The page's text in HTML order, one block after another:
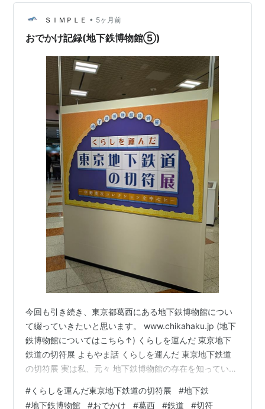
道120号車が展示されていて、この中に入ることができま
す。車両の半分が展示されている感じでした。 中はこん
な感じ、扉の所にボダンがあります。 ちびっ子にならっ
ＳＩＭＰＬＥ • 5ヶ月前
おでかけ記録(地下鉄博物館⑤)
今回も引き続き、東京都葛西にある地下鉄博物館につい
て綴っていきたいと思います。 www.chikahaku.jp (地下
鉄博物館についてはこちら↑) くらしを運んだ 東京地下
鉄道の切符展 よもやま話 くらしを運んだ 東京地下鉄道
の切符展 実は私、元々 地下鉄博物館の存在を知っていた
れどね。私が知ったのは、本当に最近で、きっかけは駅
#くらしを運んだ東京地下鉄道の切符展 #地下鉄
#地下鉄博物館 #おでかけ #葛西 #鉄道 #切符